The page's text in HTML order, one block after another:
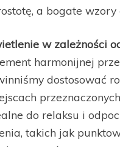
a bogate
w zależności
harmonijnej
dostosować
do relaksu i
takich jak